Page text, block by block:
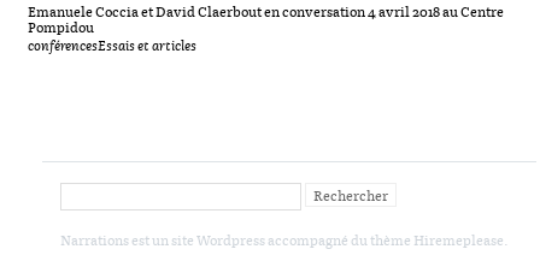
Emanuele Coccia et David Claerbout en conversation 4 avril 2018 au Centre
Pompidou
conférencesEssais et articles
Narrationsest un site Wordpress accompagné du thème Hiremeplease.